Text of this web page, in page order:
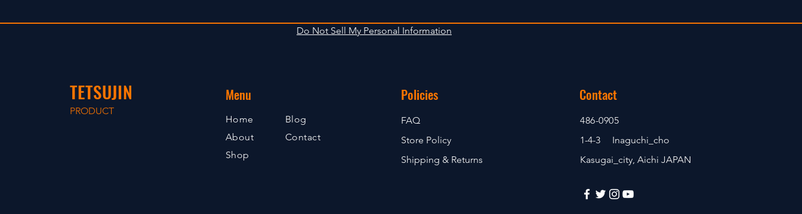
TETSUJIN
PRODUCT
Menu
Home
About
Shop
Blog
Contact
Policies
FAQ
Store Policy
Shipping & Returns
Contact
486-0905
1-4-3 Inaguchi_cho
Kasugai_city, Aichi JAPAN
Do Not Sell My Personal Information